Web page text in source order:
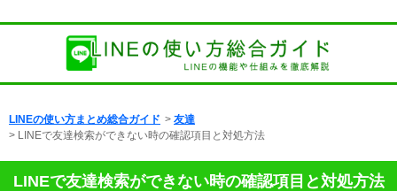
LINEの使い方まとめ総合ガイド > 友達
> LINEで友達検索ができない時の確認項目と対処方法
LINEで友達検索ができない時の確認項目と対処方法